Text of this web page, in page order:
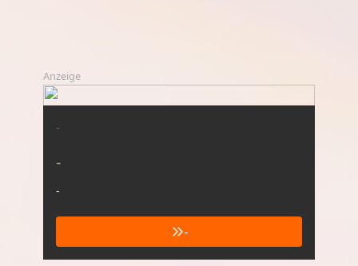
Anzeige
-
-
-
-